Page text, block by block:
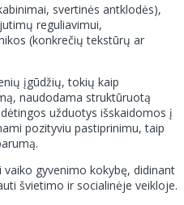
svertinės antklodės),
reguliavimui,
(konkrečių tekstūrų ar
įgūdžių, tokių kaip
naudodama struktūruotą
užduotys išskaidomos į
pozityviu pastiprinimu, taip
gyvenimo kokybę, didinant
švietimo ir socialinėje veikloje.